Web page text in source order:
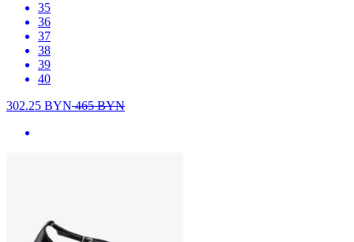
35
36
37
38
39
40
302.25 BYN465BYN